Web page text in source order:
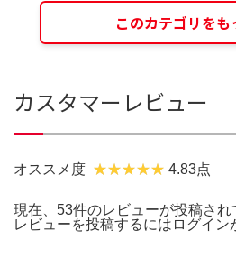
このカテゴリをも
カスタマーレビュー
オススメ度 4.83点
現在、53件のレビューが投稿され
レビューを投稿するには ログイン